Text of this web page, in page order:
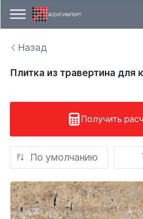
Назад
Плитка из травертина для
Получить
По умолчанию